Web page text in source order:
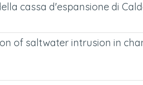
cassa d'espansione di
of saltwater intrusion in